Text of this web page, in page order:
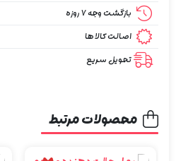
بازگشت وجه 7 روزه
اصالت کالاها
تحویل سریع
محصولات مرتبط